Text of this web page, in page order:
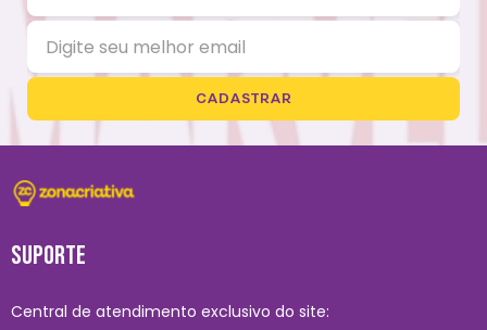
CADASTRAR
SUPORTE
Central de atendimento exclusivo do site: